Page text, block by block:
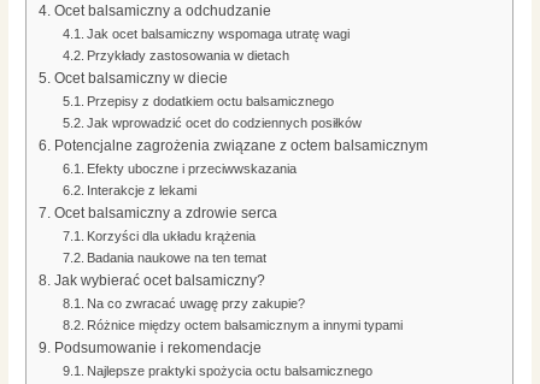
Ocet balsamiczny a odchudzanie
Jak ocet balsamiczny wspomaga utratę wagi
Przykłady zastosowania w dietach
Ocet balsamiczny w diecie
Przepisy z dodatkiem octu balsamicznego
Jak wprowadzić ocet do codziennych posiłków
Potencjalne zagrożenia związane z octem balsamicznym
Efekty uboczne i przeciwwskazania
Interakcje z lekami
Ocet balsamiczny a zdrowie serca
Korzyści dla układu krążenia
Badania naukowe na ten temat
Jak wybierać ocet balsamiczny?
Na co zwracać uwagę przy zakupie?
Różnice między octem balsamicznym a innymi typami
Podsumowanie i rekomendacje
Najlepsze praktyki spożycia octu balsamicznego